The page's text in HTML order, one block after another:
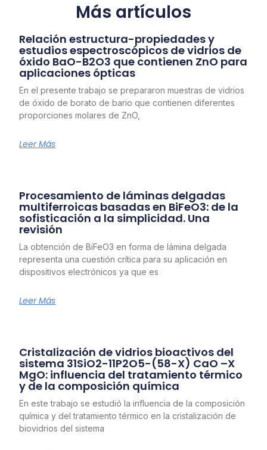
Más artículos
Relación estructura-propiedades y
estudios espectroscópicos de vidrios de
óxido BaO-B2O3 que contienen ZnO para
aplicaciones ópticas
En el presente trabajo se prepararon muestras de vidrios
de óxido de borato de bario que contienen diferentes
proporciones molares de ZnO,
Leer Más
Procesamiento de láminas delgadas
multiferroicas basadas en BiFeO3: de la
sofisticación a la simplicidad. Una
revisión
La obtención de BiFeO3 en forma de lámina delgada
representa una cuestión crítica para su aplicación en
dispositivos electrónicos ya que es
Leer Más
Cristalización de vidrios bioactivos del
sistema 31SiO2-11P2O5-(58-X) CaO –X
MgO: influencia del tratamiento térmico
y de la composición química
En este trabajo se estudió la influencia de la composición
química y del tratamiento térmico en la cristalización de
biovidrios del sistema